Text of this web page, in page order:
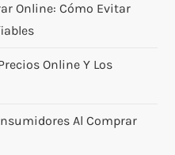
Online: Cómo Evitar
Online Y Los
Al Comprar